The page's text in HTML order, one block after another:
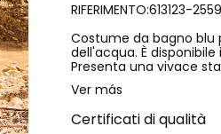
RIFERIMENTO:613123-
Costume da bagno
dell'acqua. È disponibile
Presenta una vivace
conferendo uno stile
materiali ad
praticità per le giornate
design aderente offre
Ver más
Certificati di qualità